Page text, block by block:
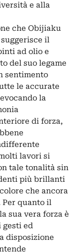
e alla
che Obijiaku
il
ad olio e
del suo legame
sentimento
le accurate
la
di forza,
lavori si
tale tonalità sin
più brillanti
che ancora
quanto il
sua vera forza è
gesti ed
disposizione